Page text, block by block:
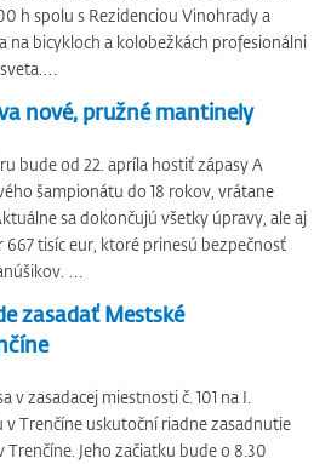
h spolu s Rezidenciou Vinohrady a
na bicykloch a kolobežkách profesionálni
nové, pružné mantinely
bude od 22. apríla hostiť zápasy A
šampionátu do 18 rokov, vrátane
sa dokončujú všetky úpravy, ale aj
tisíc eur, ktoré prinesú bezpečnosť
…
zasadať Mestské
v zasadacej miestnosti č. 101 na I.
Trenčíne uskutoční riadne zasadnutie
Jeho začiatku bude o 8.30